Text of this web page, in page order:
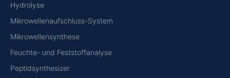
Hydrolyse
Mikrowellenaufschluss-System
Mikrowellensynthese
Feuchte- und Feststoffanalyse
Peptidsynthesizer